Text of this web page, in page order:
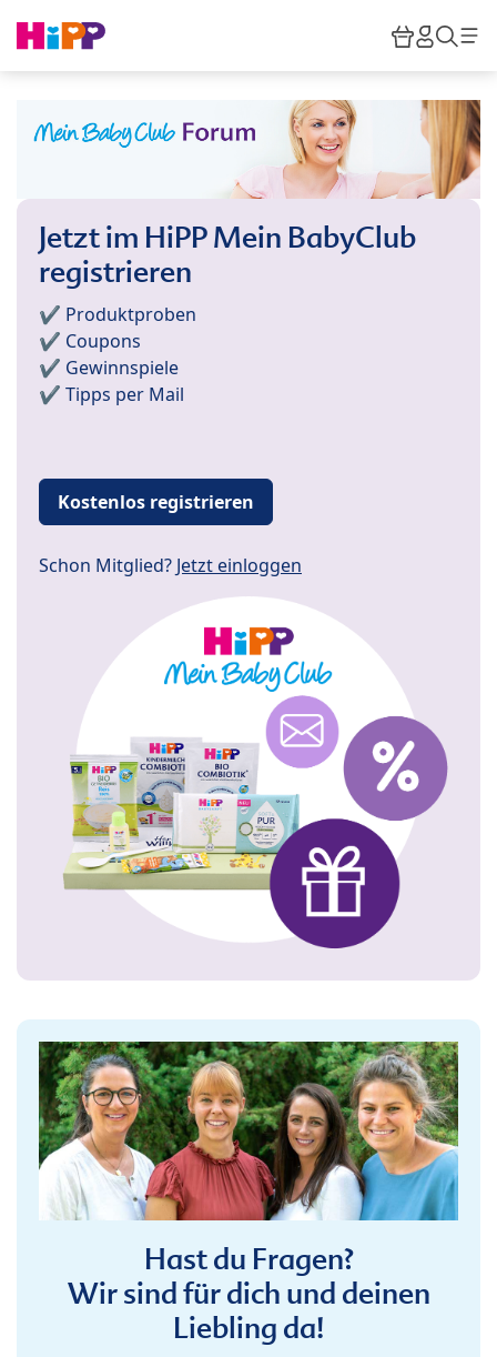
HiPP
Jetzt im HiPP Mein BabyClub
registrieren
✔️ Produktproben
✔️ Coupons
✔️ Gewinnspiele
✔️ Tipps per Mail
Kostenlos registrieren
Schon Mitglied? Jetzt einloggen
Hast du Fragen?
Wir sind für dich und deinen
Liebling da!